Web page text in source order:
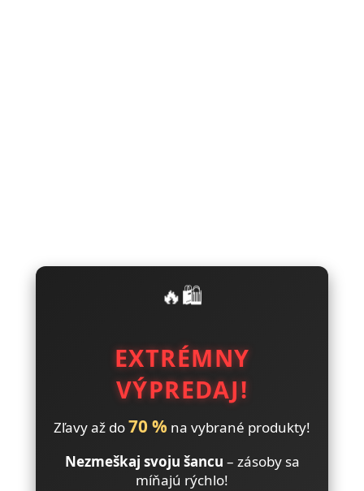
🔥🛍️
EXTRÉMNY
VÝPREDAJ!
Zľavy až do70 % na vybrané produkty!
Nezmeškaj svoju šancu – zásoby sa
míňajú rýchlo!